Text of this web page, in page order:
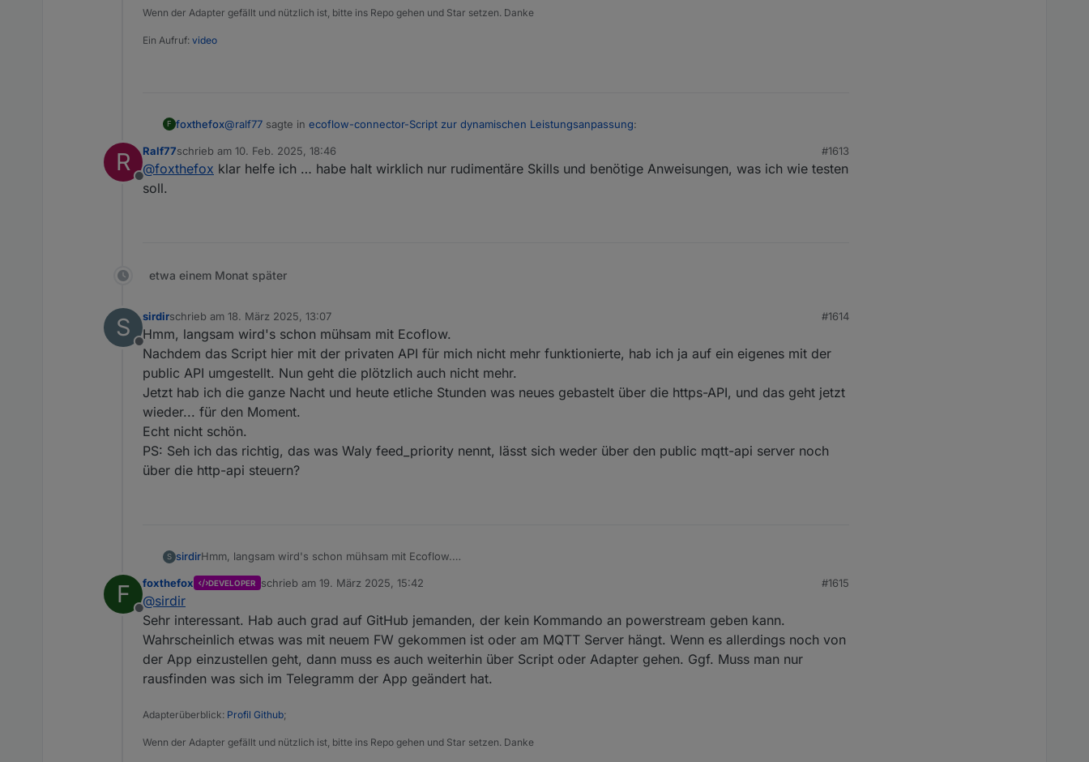
Wenn der Adapter gefällt und nützlich ist, bitte ins Repo gehen und Star setzen. Danke
Ein Aufruf: video
F foxthefox@ralf77 sagte in ecoflow-connector-Script zur dynamischen Leistungsanpassung:
Hallo, hat es von euch schon jemand geschafft einen Delta Pro 3 über das Script zu steuern?
würde mich sehr freuen.
R
Offline
Ralf77schrieb am 10. Feb. 2025, 18:46
zuletzt editiert von
#1613
@foxthefox klar helfe ich … habe halt wirklich nur rudimentäre Skills und benötige Anweisungen, was ich wie testen
soll.
etwa einem Monat später
S
Offline
sirdirschrieb am 18. März 2025, 13:07
zuletzt editiert von
#1614
Hmm, langsam wird's schon mühsam mit Ecoflow.
Nachdem das Script hier mit der privaten API für mich nicht mehr funktionierte, hab ich ja auf ein eigenes mit der
public API umgestellt. Nun geht die plötzlich auch nicht mehr.
Jetzt hab ich die ganze Nacht und heute etliche Stunden was neues gebastelt über die https-API, und das geht jetzt
wieder... für den Moment.
Echt nicht schön.
PS: Seh ich das richtig, das was Waly feed_priority nennt, lässt sich weder über den public mqtt-api server noch
über die http-api steuern?
S sirdirHmm, langsam wird's schon mühsam mit Ecoflow.
umgestellt. Nun geht die plötzlich auch nicht mehr.
für den Moment.
Echt nicht schön.
PS: Seh ich das richtig, das was Waly feed_priority nennt, lässt sich weder über den public mqtt-api server noch über die http-
api steuern?
F
Offline
foxthefox DEVELOPER schrieb am 19. März 2025, 15:42
zuletzt editiert von
#1615
@sirdir
Sehr interessant. Hab auch grad auf GitHub jemanden, der kein Kommando an powerstream geben kann.
Wahrscheinlich etwas was mit neuem FW gekommen ist oder am MQTT Server hängt. Wenn es allerdings noch von
der App einzustellen geht, dann muss es auch weiterhin über Script oder Adapter gehen. Ggf. Muss man nur
rausfinden was sich im Telegramm der App geändert hat.
Adapterüberblick: Profil Github;
Wenn der Adapter gefällt und nützlich ist, bitte ins Repo gehen und Star setzen. Danke